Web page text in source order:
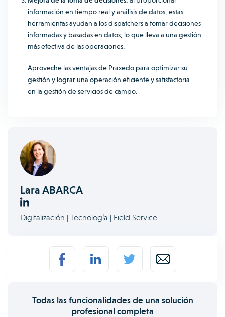
información en tiempo real y análisis de datos, estas
herramientas ayudan a los dispatchers a tomar decisiones
informadas y basadas en datos, lo que lleva a una gestión
más efectiva de las operaciones.
Aproveche las ventajas de Praxedo para optimizar su
gestión y lograr una operación eficiente y satisfactoria
en la gestión de servicios de campo.
Lara ABARCA
Digitalización | Tecnología | Field Service
Todas las funcionalidades de una solución
profesional completa